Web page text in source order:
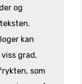
og
kan
grad,
som